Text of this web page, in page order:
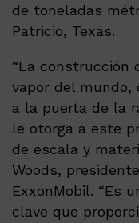
de toneladas
Patricio, Texas.
“La construcción
vapor del mundo,
a la puerta de la
le otorga a este
de escala y
Woods,
ExxonMobil. “Es
clave que